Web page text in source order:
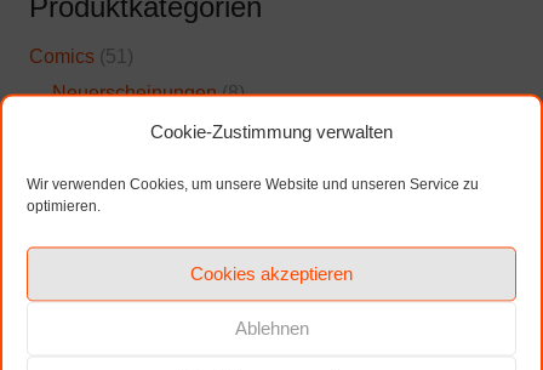
Cookie-Zustimmung verwalten
Wir verwenden Cookies, um unsere Website und unseren Service zu
optimieren.
Cookies akzeptieren
Ablehnen
Produktkategorien
Comics (51)
Neuerscheinungen (8)
(113)
Postkarten Coscats